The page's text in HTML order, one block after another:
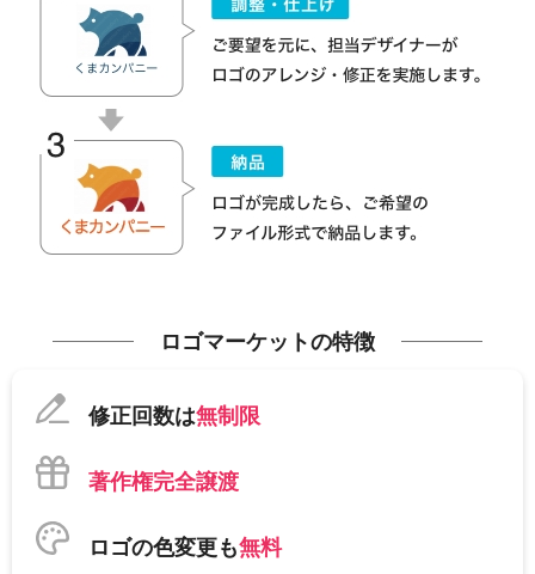
ロゴマーケットの特徴
修正回数は無制限
著作権完全譲渡
ロゴの色変更も無料